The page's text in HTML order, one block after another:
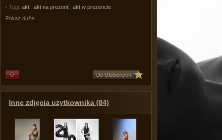
Tagi: akt akt na prezent
akt w prezencie
Pokaż duże
Do Ulubionych
Inne zdjęcia użytkownika (84)